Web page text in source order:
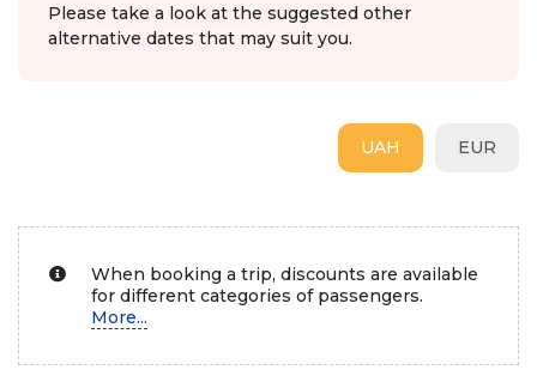
Please take a look at the suggested other
alternative dates that may suit you.
EUR
UAH
When booking a trip, discounts are available
for different categories of passengers.
More...